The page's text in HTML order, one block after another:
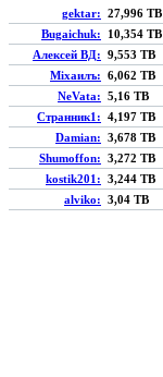
gektar: 27,996 TB
Bugaichuk:
10,354 TB
Алексей ВД: 9,553 TB
Мiхаилъ: 6,062 TB
NeVata: 5,16 TB
Странник1: 4,197 TB
Damian: 3,678 TB
Shumoffon: 3,272 TB
kostik201: 3,244 TB
alviko: 3,04 TB